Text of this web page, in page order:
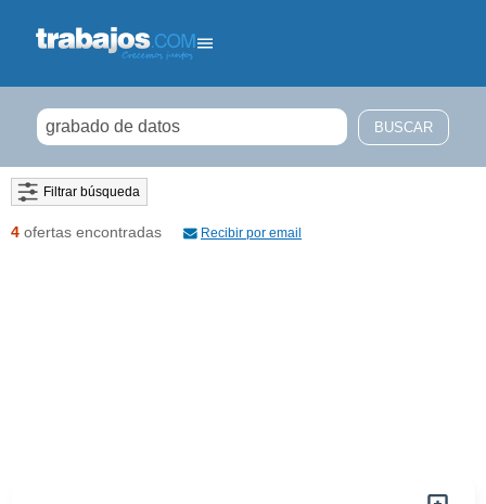
Filtrar búsqueda
4 ofertas encontradas Recibir por email